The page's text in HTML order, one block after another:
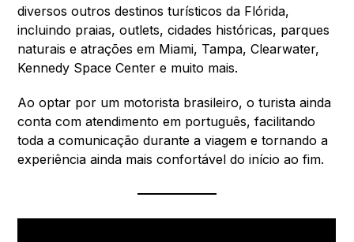
diversos outros destinos turísticos da Flórida,
incluindo praias, outlets, cidades históricas, parques
naturais e atrações em Miami, Tampa, Clearwater,
Kennedy Space Center e muito mais.
Ao optar por um motorista brasileiro, o turista ainda
conta com atendimento em português, facilitando
toda a comunicação durante a viagem e tornando a
experiência ainda mais confortável do início ao fim.